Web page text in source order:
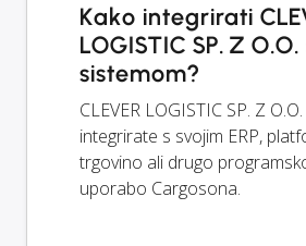
Kako integrirati
LOGISTIC SP. Z
sistemom?
CLEVER LOGISTIC SP. Z
integrirate s svojim ERP,
trgovino ali drugo
uporabo Cargosona.